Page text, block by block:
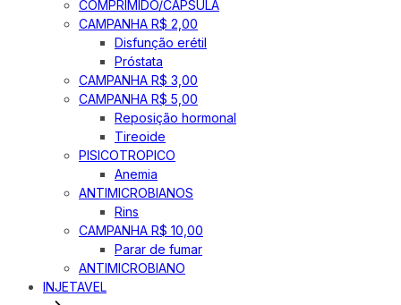
COMPRIMIDO/CAPSULA
CAMPANHA R$ 2,00
Disfunção erétil
Próstata
CAMPANHA R$ 3,00
CAMPANHA R$ 5,00
Reposição hormonal
Tireoide
PISICOTROPICO
Anemia
ANTIMICROBIANOS
Rins
CAMPANHA R$ 10,00
Parar de fumar
ANTIMICROBIANO
INJETAVEL